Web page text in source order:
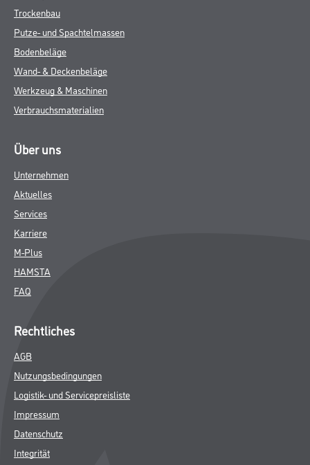
Trockenbau
Putze- und Spachtelmassen
Bodenbeläge
Wand- & Deckenbeläge
Werkzeug & Maschinen
Verbrauchsmaterialien
Über uns
Unternehmen
Aktuelles
Services
Karriere
M-Plus
HAMSTA
FAQ
Rechtliches
AGB
Nutzungsbedingungen
Logistik- und Servicepreisliste
Impressum
Datenschutz
Integrität